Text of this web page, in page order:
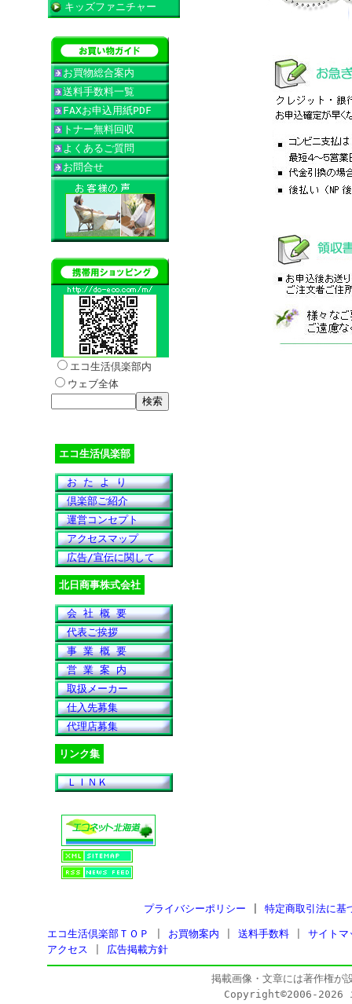
キッズファニチャー
お買物総合案内
送料手数料一覧
FAXお申込用紙PDF
トナー無料回収
よくあるご質問
お問合せ
エコ生活倶楽部内
ウェブ全体
エコ生活倶楽部
お た よ り
倶楽部ご紹介
運営コンセプト
アクセスマップ
広告/宣伝に関して
北日商事株式会社
会 社 概 要
代表ご挨拶
事 業 概 要
営 業 案 内
取扱メーカー
仕入先募集
代理店募集
リンク集
ＬＩＮＫ
プライバシーポリシー 特定商取引法に基
エコ生活倶楽部ＴＯＰ お買物案内 送料手数料
サイトマ
アクセス
広告掲載方針
掲載画像・文章には著作権が
Copyright©2006-2026